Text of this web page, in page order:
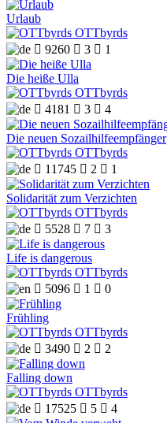
Urlaub
OTTbyrds
 9260  3  1
Die heiße Ulla
OTTbyrds
 4181  3  4
Die neuen Sozailhilfeempfänger
OTTbyrds
 11745  2  1
Solidarität zum Verzichten
OTTbyrds
 5528  7  3
Life is dangerous
OTTbyrds
 5096  1  0
Frühling
OTTbyrds
 3490  2  2
Falling down
OTTbyrds
 17525  5  4